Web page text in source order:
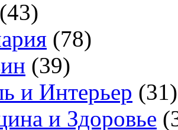
(43)
(78)
(39)
и Интерьер (31)
и Здоровье